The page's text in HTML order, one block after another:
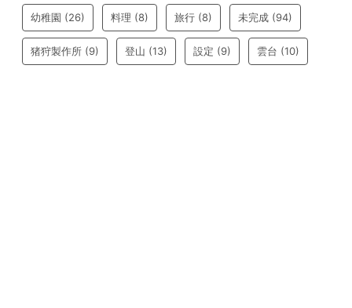
幼稚園 (26) 料理 (8) 旅行 (8) 未完成 (94)
猪狩製作所 (9) 登山 (13) 設定 (9) 雲台 (10)